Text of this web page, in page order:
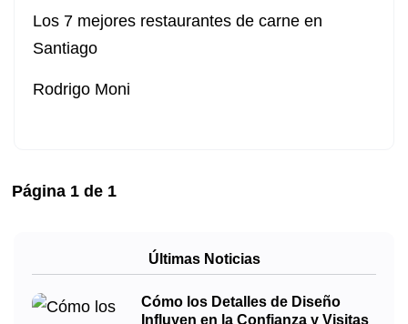
Los 7 mejores restaurantes de carne en
Santiago
Rodrigo Moni
Página 1 de 1
Últimas Noticias
Cómo los Detalles de Diseño
Influyen en la Confianza y Visitas